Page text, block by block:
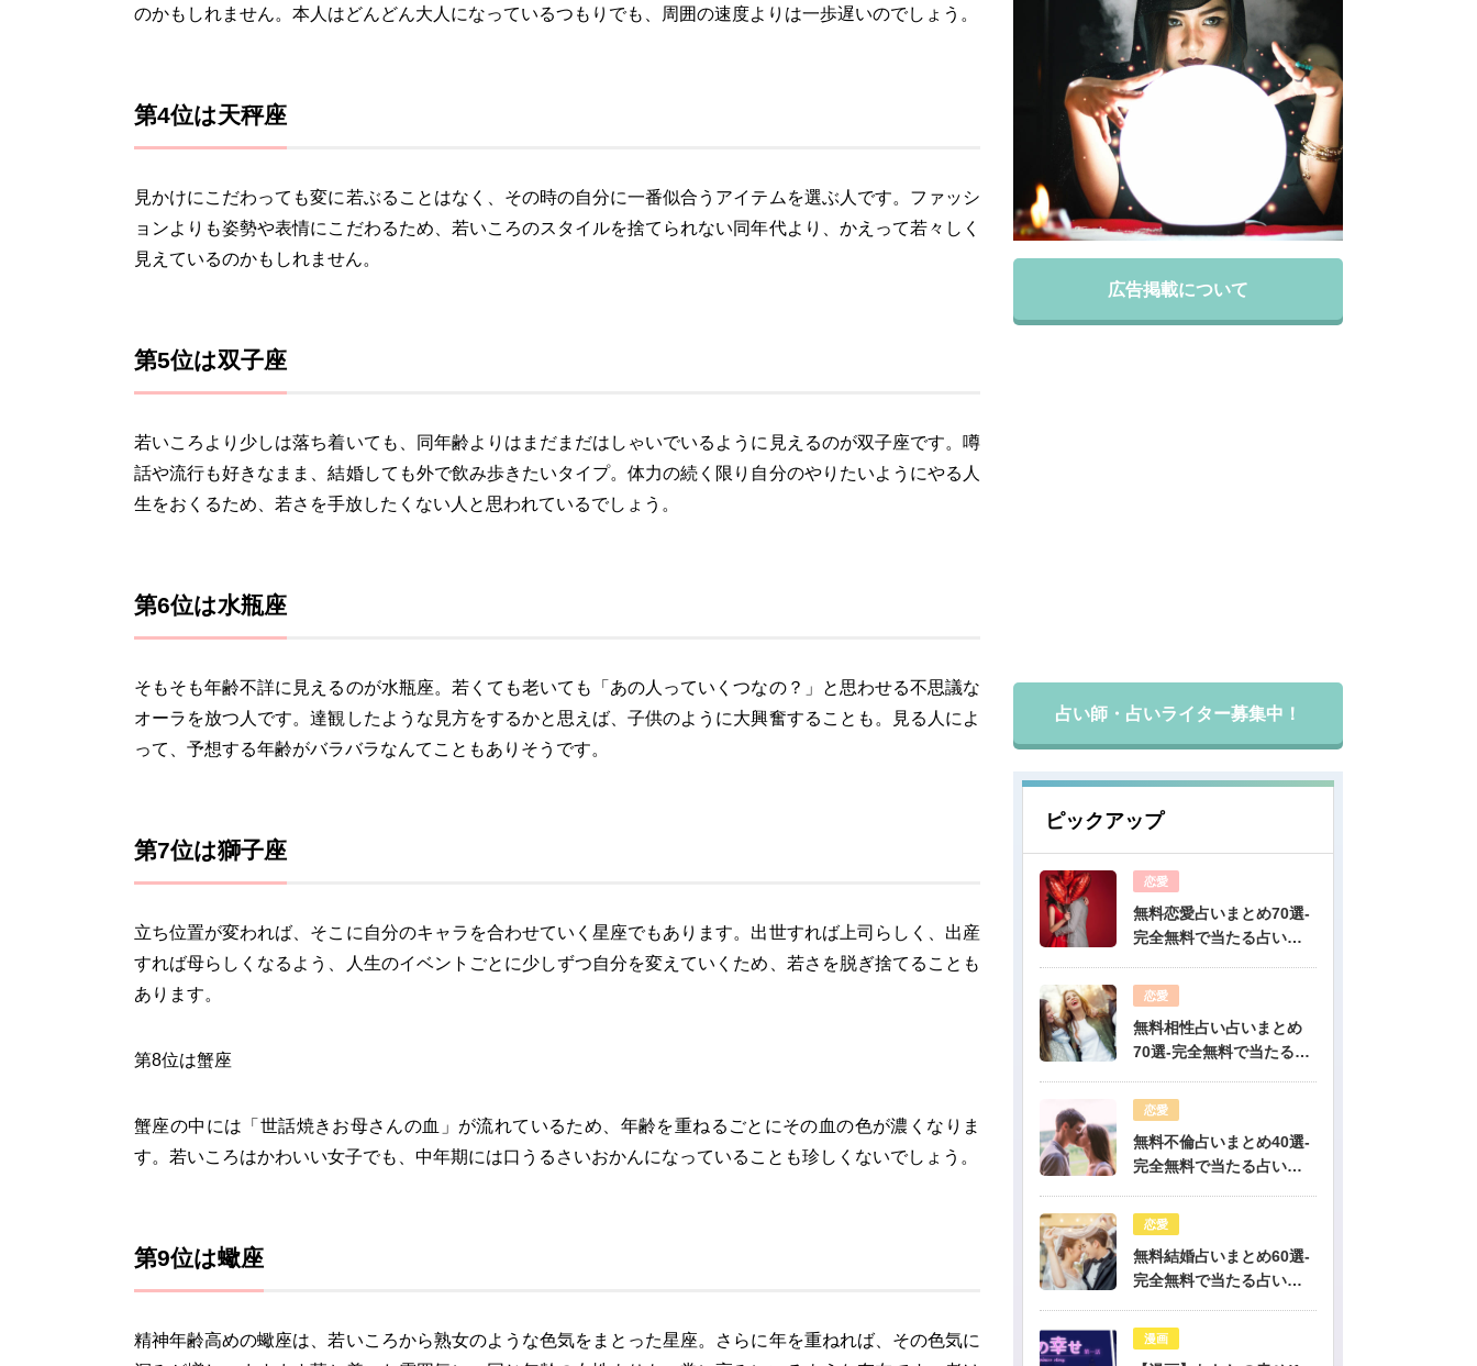
のかもしれません。本人はどんどん大人になっているつもりでも、周囲の速度よりは一歩遅いのでしょう。
第4位は天秤座
見かけにこだわっても変に若ぶることはなく、その時の自分に一番似合うアイテムを選ぶ人です。ファッシ
ョンよりも姿勢や表情にこだわるため、若いころのスタイルを捨てられない同年代より、かえって若々しく
見えているのかもしれません。
第5位は双子座
若いころより少しは落ち着いても、同年齢よりはまだまだはしゃいでいるように見えるのが双子座です。噂
話や流行も好きなまま、結婚しても外で飲み歩きたいタイプ。体力の続く限り自分のやりたいようにやる人
生をおくるため、若さを手放したくない人と思われているでしょう。
第6位は水瓶座
そもそも年齢不詳に見えるのが水瓶座。若くても老いても「あの人っていくつなの？」と思わせる不思議な
オーラを放つ人です。達観したような見方をするかと思えば、子供のように大興奮することも。見る人によ
って、予想する年齢がバラバラなんてこともありそうです。
第7位は獅子座
立ち位置が変われば、そこに自分のキャラを合わせていく星座でもあります。出世すれば上司らしく、出産
すれば母らしくなるよう、人生のイベントごとに少しずつ自分を変えていくため、若さを脱ぎ捨てることも
あります。
第8位は蟹座
蟹座の中には「世話焼きお母さんの血」が流れているため、年齢を重ねるごとにその血の色が濃くなりま
す。若いころはかわいい女子でも、中年期には口うるさいおかんになっていることも珍しくないでしょう。
第9位は蠍座
精神年齢高めの蠍座は、若いころから熟女のような色気をまとった星座。さらに年を重ねれば、その色気に
広告掲載について
占い師・占いライター募集中！
ピックアップ
恋愛
無料恋愛占いまとめ70選-
完全無料で当たる占いだ
恋愛
無料相性占い占いまとめ
70選-完全無料で当たる占
恋愛
無料不倫占いまとめ40選-
完全無料で当たる占いだ
恋愛
無料結婚占いまとめ60選-
完全無料で当たる占いだ
漫画